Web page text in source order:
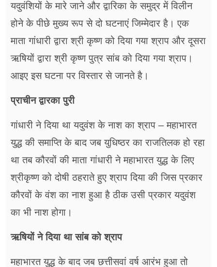
यदुवंशियों के मारे जाने और द्वारिका के समुद्र में विलीन
होने के पीछे मुख्य रूप से दो घटनाएं जिम्मेदार है। एक
माता गांधारी द्वारा श्री कृष्ण को दिया गया श्राप और दूसरा
ऋषियों द्वारा श्री कृष्ण पुत्र सांब को दिया गया श्राप।
आइए इस घटना पर विस्तार से जानते है।
प्राचीन द्वारका पुरी
गांधारी ने दिया था यदुवंश के नाश का श्राप – महाभारत
युद्ध की समाप्ति के बाद जब युधिष्ठर का राजतिलक हो रहा
था तब कौरवों की माता गांधारी ने महाभारत युद्ध के लिए
श्रीकृष्ण को दोषी ठहराते हुए श्राप दिया की जिस प्रकार
कौरवों के वंश का नाश हुआ है ठीक उसी प्रकार यदुवंश
का भी नाश होगा।
ऋषियों ने दिया था सांब को श्राप
महाभारत युद्ध के बाद जब छत्तीसवां वर्ष आरंभ हुआ तो